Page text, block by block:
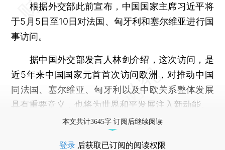
根据外交部此前宣布，中国国家主席习近平将
于5月5日至10日对法国、匈牙利和塞尔维亚进行国
事访问。
据中国外交部发言人林剑介绍，这次访问，是
近5年来中国国家元首首次访问欧洲，对推动中国
同法国、塞尔维亚、匈牙利以及中欧关系整体发展
具有重要意义，也将为世界和平发展注入新动能。
本文共计3645字 订阅后继续阅读
登录 后获取已订阅的阅读权限